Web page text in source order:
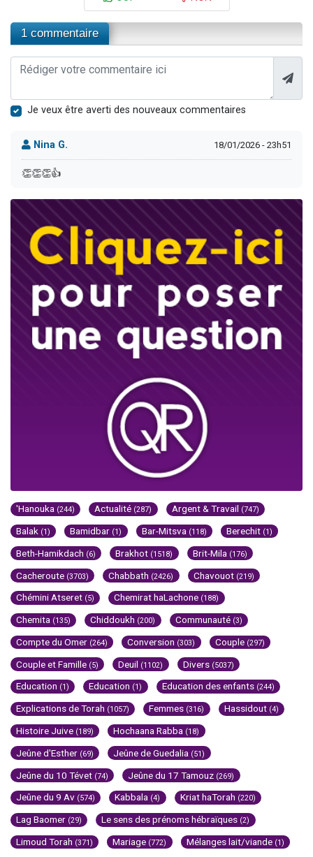
1 commentaire
Je veux être averti des nouveaux commentaires
Nina G. 18/01/2026 - 23h51
👏👏👏👍
'Hanouka (244) Actualité (287) Argent & Travail (747)
Balak (1) Bamidbar (1) Bar-Mitsva (118) Berechit (1)
Beth-Hamikdach (6) Brakhot (1518) Brit-Mila (176)
Cacheroute (3703) Chabbath (2426) Chavouot (219)
Chémini Atseret (5) Chemirat haLachone (188)
Chemita (135) Chiddoukh (200) Communauté (3)
Compte du Omer (264) Conversion (303) Couple (297)
Couple et Famille (5) Deuil (1102) Divers (5037)
Education (1) Education (1) Education des enfants (244)
Explications de Torah (1057) Femmes (316) Hassidout (4)
Histoire Juive (189) Hochaana Rabba (18)
Jeûne d'Esther (69) Jeûne de Guedalia (51)
Jeûne du 10 Tévet (74) Jeûne du 17 Tamouz (269)
Jeûne du 9 Av (574) Kabbala (4) Kriat haTorah (220)
Lag Baomer (29) Le sens des prénoms hébraïques (2)
Limoud Torah (371) Mariage (772) Mélanges lait/viande (1)